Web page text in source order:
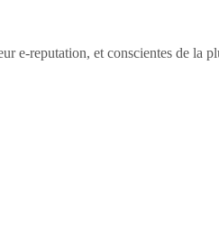
e-reputation, et conscientes de la